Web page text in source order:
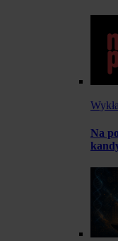
Na